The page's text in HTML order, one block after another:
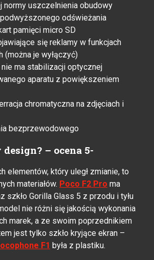
normy uszczelnienia obudowy
podwyższonego odświeżania
pamięci micro SD
się reklamy w funkcjach
(można je wyłączyć)
nie ma stabilizacji optycznej
aparatu z powiększeniem
chromatyczna na zdjęciach i
bezprzewodowego
– ocena 5-
elementów, który uległ zmianie, to
materiałów. Poco F2 Pro ma
szkło Gorilla Glass 5 z przodu i tyłu
nie różni się jakością wykonania
marek, a ze swoim poprzednikiem
jest tylko szkło kryjące ekran –
F1 była z plastiku.